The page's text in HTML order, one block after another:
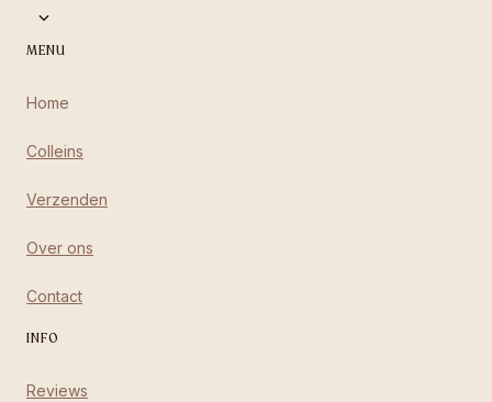
MENU
Home
Colleins
Verzenden
Over ons
Contact
INFO
Reviews